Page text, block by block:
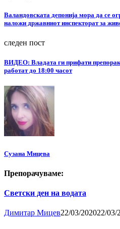
Валандовската депонија мора да се
наложи државниот инспекторат за
следен пост
ВИДЕО: Владата ги прифати
работат до 18:00 часот
Сузана Мицева
Препорачуваме:
Светски ден на водата
Димитар Мицев22/03/202022/03/